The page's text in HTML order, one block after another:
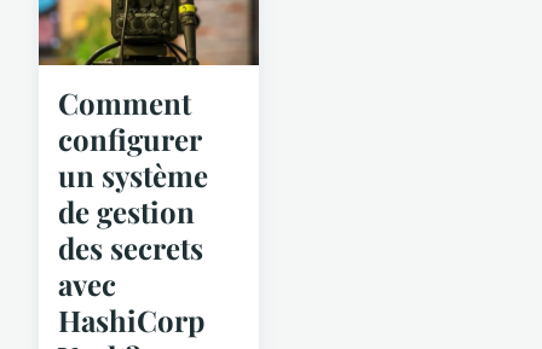
Comment
configurer
un système
de gestion
des secrets
avec
HashiCorp